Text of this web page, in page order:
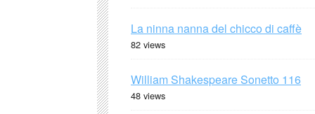
La ninna nanna del chicco di caffè
82 views
William Shakespeare Sonetto 116
48 views